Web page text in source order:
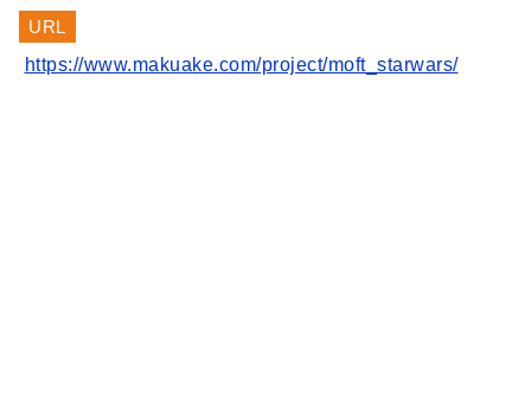
URL
https://www.makuake.com/project/moft_starwars/